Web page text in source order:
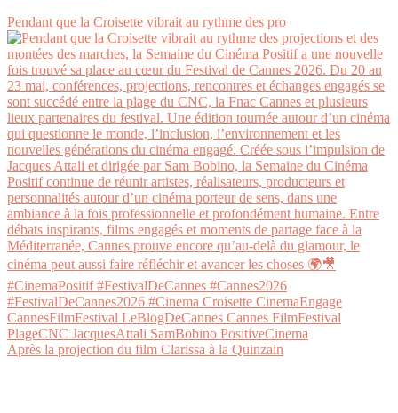
Pendant que la Croisette vibrait au rythme des pro
Après la projection du film Clarissa à la Quinzain